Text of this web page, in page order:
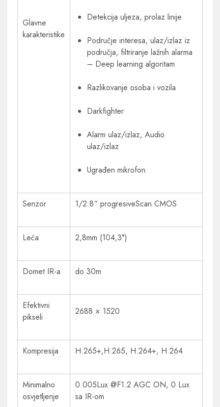
Glavne
karakteristike
Detekcija uljeza, prolaz linije
Područje interesa, ulaz/izlaz iz
područja, filtriranje lažnih alarma
– Deep learning algoritam
Razlikovanje osoba i vozila
Darkfighter
Alarm ulaz/izlaz, Audio
ulaz/izlaz
Ugrađen mikrofon
Senzor 1/2.8“ progresiveScan CMOS
Leća 2,8mm (104,3°)
Domet IR-a do 30m
Efektivni
pikseli
2688 × 1520
Kompresija H.265+,H.265, H.264+, H.264
Minimalno
osvjetljenje
0.005Lux @F1.2 AGC ON, 0 Lux
sa IR-om